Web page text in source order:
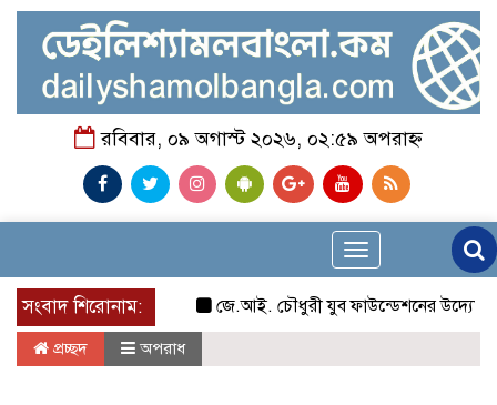
রবিবার, ০৯ অগাস্ট ২০২৬, ০২:৫৯ অপরাহ্ন
Toggle
navigation
সংবাদ শিরোনাম:
জে.আই. চৌধুরী যুব ফাউন্ডেশনের উদ্যোগে
প্রচ্ছদ অপরাধ